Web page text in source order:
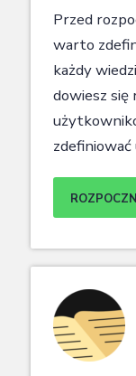
Przed
warto
każdy
dowiesz się